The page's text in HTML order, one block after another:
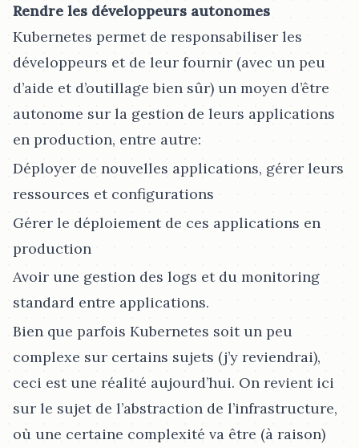
Rendre les développeurs autonomes
Kubernetes permet de responsabiliser les
développeurs et de leur fournir (avec un peu
d’aide et d’outillage bien sûr) un moyen d’être
autonome sur la gestion de leurs applications
en production, entre autre:
Déployer de nouvelles applications, gérer leurs
ressources et configurations
Gérer le déploiement de ces applications en
production
Avoir une gestion des logs et du monitoring
standard entre applications.
Bien que parfois Kubernetes soit un peu
complexe sur certains sujets (j’y reviendrai),
ceci est une réalité aujourd’hui. On revient ici
sur le sujet de l’abstraction de l’infrastructure,
où une certaine complexité va être (à raison)